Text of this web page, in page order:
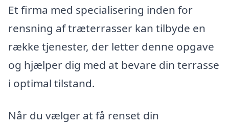
Et firma med specialisering inden for
rensning af træterrasser kan tilbyde en
række tjenester, der letter denne opgave
og hjælper dig med at bevare din terrasse
i optimal tilstand.
Når du vælger at få renset din